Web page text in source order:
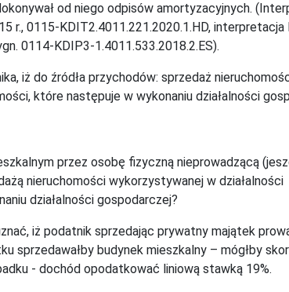
od niego odpisów amortyzacyjnych.
r., 0115-KDIT2.4011.221.2020.1.HD,
0114-KDIP3-1.4011.533.2018.2.ES).
iż do źródła przychodów: sprzedaż
które następuje w wykonaniu działalności
przez osobę fizyczną nieprowadzącą
nieruchomości wykorzystywanej w działalności
działalności gospodarczej?
iż podatnik sprzedając prywatny majątek
sprzedawałby budynek mieszkalny – mógłby
- dochód opodatkować liniową stawką 19%.